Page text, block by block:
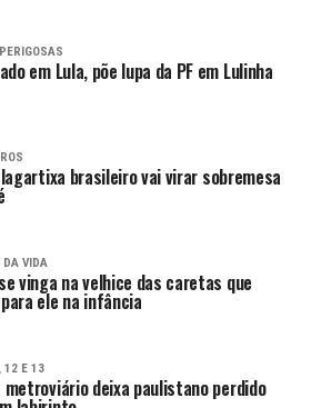
em Lula, põe lupa da PF em Lulinha
brasileiro vai virar sobremesa
DA VIDA
vinga na velhice das caretas que
ele na infância
12 E 13
metroviário deixa paulistano perdido